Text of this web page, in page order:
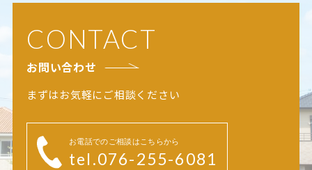
CONTACT
お問い合わせ
まずはお気軽にご相談ください
お電話でのご相談はこちらから
tel.076-255-6081